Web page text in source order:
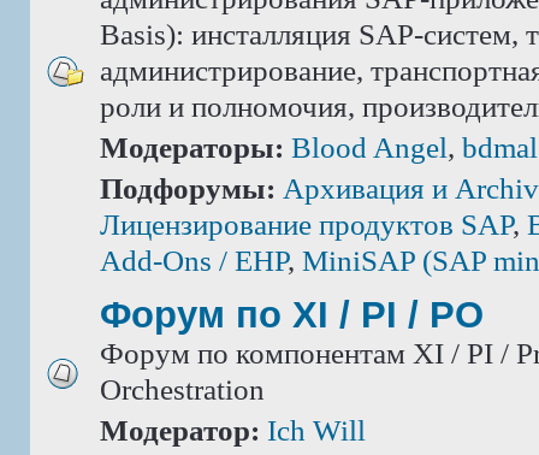
Basis): инсталляция SAP-систем,
администрирование,
роли и полномочия,
Модераторы: Blood Angel,
Подфорумы: Архивация и
Лицензирование продуктов SAP,
Add-Ons / ЕНР, MiniSAP (SAP
Форум по XI / PI / РО
Форум по компонентам XI / PI /
Orchestration
Модератор: Ich Will